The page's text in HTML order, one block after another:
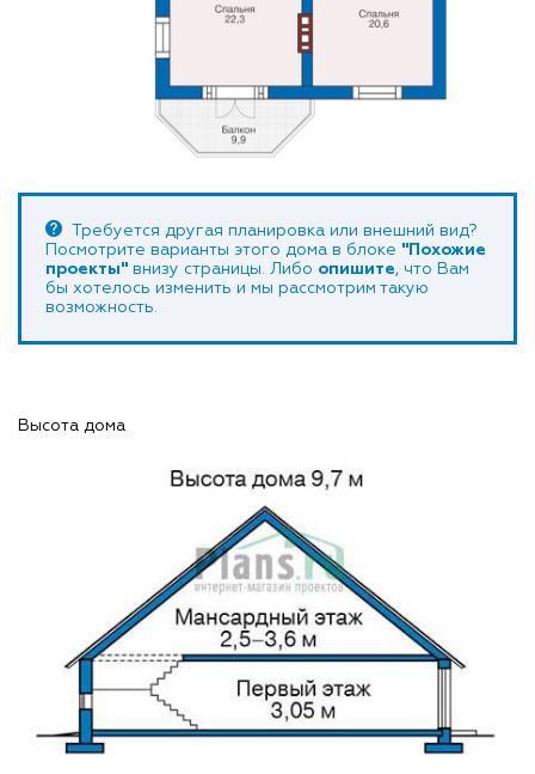
Требуется другая планировка или внешний вид?
Посмотрите варианты этого дома в блоке "Похожие
проекты" внизу страницы. Либо опишите, что Вам
бы хотелось изменить и мы рассмотрим такую
возможность.
Высота дома